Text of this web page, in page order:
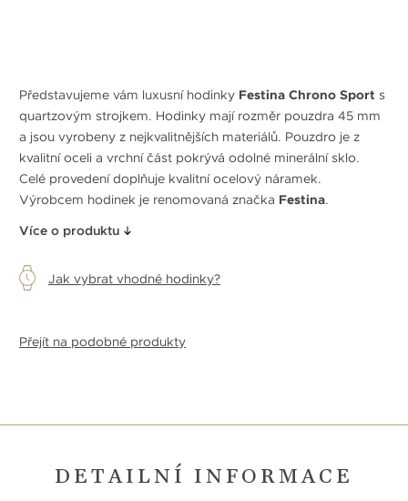
Představujeme vám luxusní hodinky Festina Chrono Sport s
quartzovým strojkem. Hodinky mají rozměr pouzdra 45 mm
a jsou vyrobeny z nejkvalitnějších materiálů. Pouzdro je z
kvalitní oceli a vrchní část pokrývá odolné minerální sklo.
Celé provedení doplňuje kvalitní ocelový náramek.
Výrobcem hodinek je renomovaná značka Festina.
Více o produktu
Jak vybrat vhodné hodinky?
Přejít na podobné produkty
DETAILNÍ INFORMACE